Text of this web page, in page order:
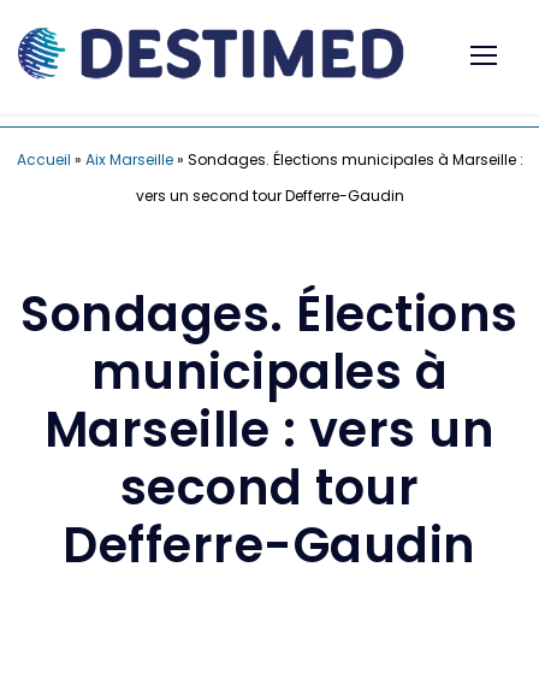
Accueil » Aix Marseille» Sondages. Élections municipales à Marseille :
vers un second tour Defferre-Gaudin
Sondages. Élections
municipales à
Marseille : vers un
second tour
Defferre-Gaudin